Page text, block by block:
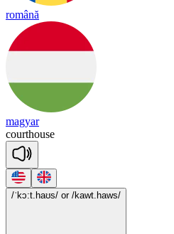
română
magyar
courthouse
/ˈkɔ:t.haʊs/ or /kawt.haws/